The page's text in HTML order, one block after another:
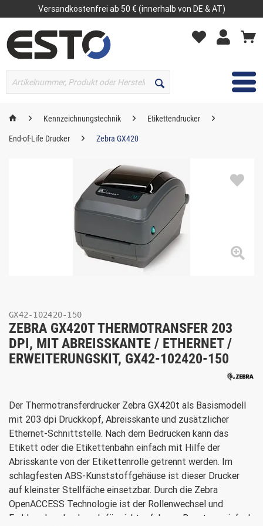
Versandkostenfrei ab 50 € (innerhalb von DE & AT)
MENÜ
Kennzeichnungstechnik Etikettendrucker
End-of-Life Drucker Zebra GX420
GX42-102420-150
ZEBRA GX420T THERMOTRANSFER 203
DPI, MIT ABREISSKANTE / ETHERNET /
ERWEITERUNGSKIT, GX42-102420-150
Der Thermotransferdrucker Zebra GX420t als Basismodell
mit 203 dpi Druckkopf, Abreisskante und zusätzlicher
Ethernet-Schnittstelle. Nach dem Bedrucken kann das
Etikett oder die Etikettenbahn einfach mit Hilfe der
Abrisskante von der Etikettenrolle getrennt werden. Im
schlagfesten ABS-Kunststoffgehäuse ist dieser Drucker
auf kleinster Stellfäche einsetzbar. Durch die Zebra
OpenACCESS Technologie ist der Rollenwechsel und
Farbbandwechsel, auch für nicht erfahrene Benutzer, einfach